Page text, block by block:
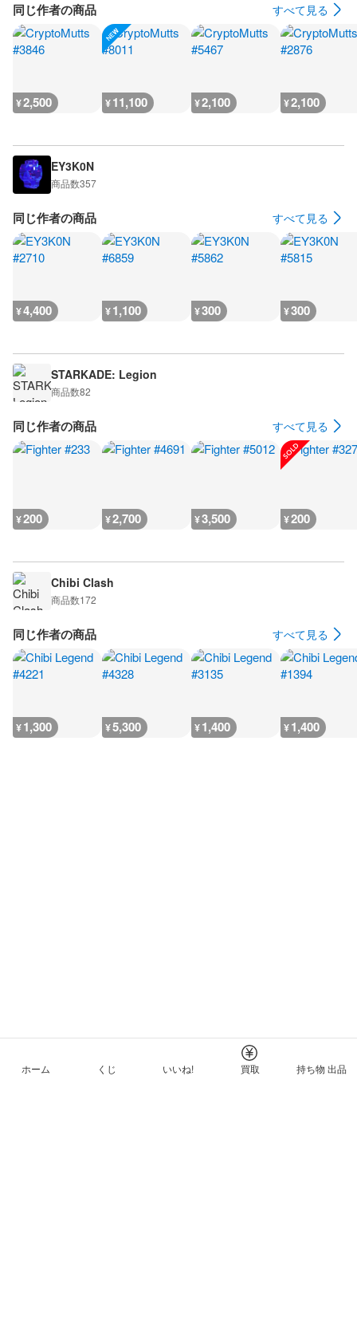
同じ作者の商品 すべて見る
¥2,500 ¥11,100 ¥2,100 ¥2,100
EY3K0N
商品数357
同じ作者の商品 すべて見る
¥4,400 ¥1,100 ¥300 ¥300
STARKADE: Legion
商品数82
同じ作者の商品 すべて見る
¥200 ¥2,700 ¥3,500 ¥200
Chibi Clash
商品数172
同じ作者の商品 すべて見る
¥1,300 ¥5,300 ¥1,400 ¥1,400
ホーム くじ いいね! 買取 持ち物 出品